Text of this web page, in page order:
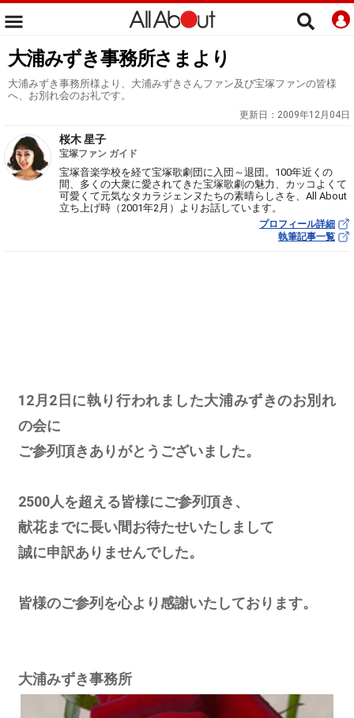
大浦みずき事務所さまより
大浦みずき事務所様より、大浦みずきさんファン及び宝塚ファンの皆様
へ、お別れ会のお礼です。
更新日： 2009年12月04日
桜木 星子
宝塚ファン ガイド
宝塚音楽学校を経て宝塚歌劇団に入団～退団。100年近くの
間、多くの大衆に愛されてきた宝塚歌劇の魅力、カッコよくて
可愛くて元気なタカラジェンヌたちの素晴らしさを、All About
立ち上げ時（2001年2月）よりお話しています。
プロフィール詳細
執筆記事一覧
12月2日に執り行われました大浦みずきのお別れ
の会に
ご参列頂きありがとうございました。
2500人を超える皆様にご参列頂き、
献花までに長い間お待たせいたしまして
誠に申訳ありませんでした。
皆様のご参列を心より感謝いたしております。
大浦みずき事務所